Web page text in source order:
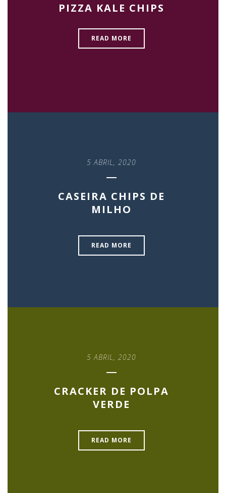
PIZZA KALE CHIPS
READ MORE
5 ABRIL, 2020
CASEIRA CHIPS DE
MILHO
READ MORE
5 ABRIL, 2020
CRACKER DE POLPA
VERDE
READ MORE